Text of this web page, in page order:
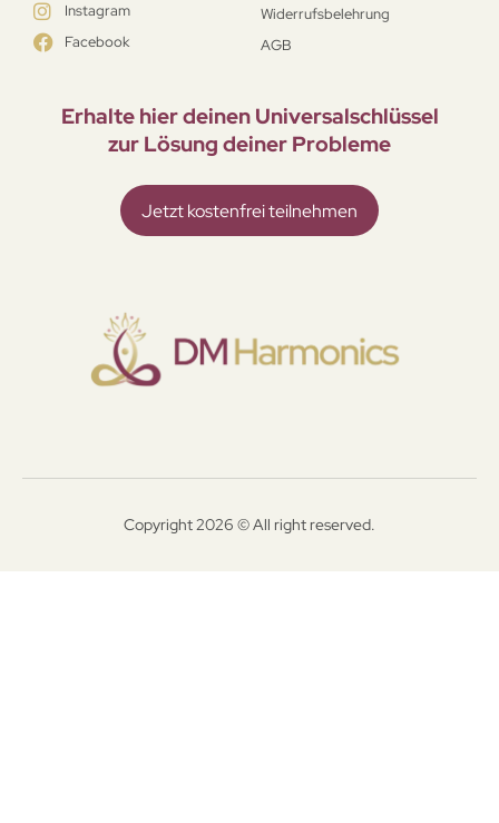
Instagram
Facebook
Widerrufsbelehrung
AGB
Erhalte hier deinen Universal­schlüssel
zur Lösung deiner Probleme
Jetzt kostenfrei teilnehmen
Copyright 2026 © All right reserved.